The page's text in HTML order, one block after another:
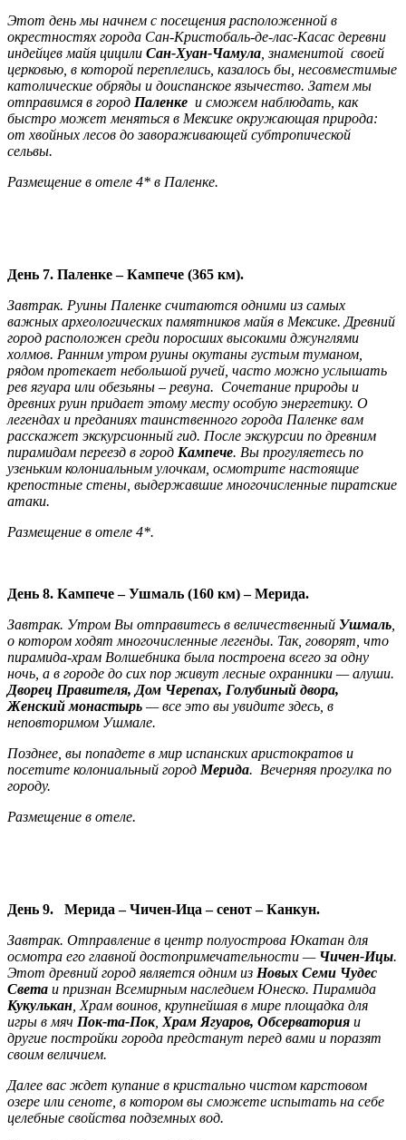
Этот день мы начнем с посещения расположенной в
окрестностях города Сан-Кристобаль-де-лас-Касас деревни
индейцев майя цицили Сан-Хуан-Чамула , знаменитой своей
церковью, в которой переплелись, казалось бы, несовместимые
католические обряды и доиспанское язычество. Затем мы
отправимся в город Паленке и сможем наблюдать, как
быстро может меняться в Мексике окружающая природа:
от хвойных лесов до завораживающей субтропической
сельвы.
Размещение в отеле 4* в Паленке.
День 7. Паленке – Кампече (365 км).
Завтрак. Руины Паленке считаются одними из самых
важных археологических памятников майя в Мексике. Древний
город расположен среди поросших высокими джунглями
холмов. Ранним утром руины окутаны густым туманом,
рядом протекает небольшой ручей, часто можно услышать
рев ягуара или обезьяны – ревуна. Сочетание природы и
древних руин придает этому месту особую энергетику. О
легендах и преданиях таинственного города Паленке вам
расскажет экскурсионный гид. После экскурсии по древним
пирамидам переезд в город Кампече. Вы прогуляетесь по
узеньким колониальным улочкам, осмотрите настоящие
крепостные стены, выдержавшие многочисленные пиратские
атаки.
Размещение в отеле 4*.
День 8. Кампече – Ушмаль (160 км) – Мерида.
Завтрак. Утром Вы отправитесь в величественный Ушмаль
о котором ходят многочисленные легенды. Так, говорят, что
пирамида-храм Волшебника была построена всего за одну
ночь, а в городе до сих пор живут лесные охранники — алуши.
Дворец Правителя, Дом Черепах, Голубиный двора,
Женский монастырь — все это вы увидите здесь, в
неповторимом Ушмале.
Позднее, вы попадете в мир испанских аристократов и
посетите колониальный город Мерида. Вечерняя прогулка по
городу.
Размещение в отеле.
День 9. Мерида – Чичен-Ица – сенот – Канкун.
Завтрак. Отправление в центр полуострова Юкатан для
осмотра его главной достопримечательности — Чичен-Ицы.
Этот древний город является одним из Новых Семи Чудес
Света и признан Всемирным наследием Юнеско. Пирамида
Кукулькан , Храм воинов, крупнейшая в мире площадка для
игры в мяч Пок-та-Пок, Храм Ягуаров, Обсерватория и
другие постройки города предстанут перед вами и поразят
своим величием.
Далее вас ждет купание в кристально чистом карстовом
озере или сеноте, в котором вы сможете испытать на себе
целебные свойства подземных вод.